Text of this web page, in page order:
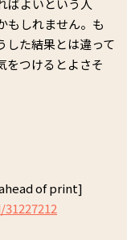
もしれません。も
した結果とは違って
をつけるとよさそ
of print]